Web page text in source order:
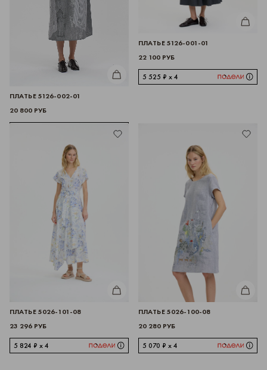
КУПИТЬ
ПЛАТЬЕ 5126-002-01
20 800 РУБ
КУПИТЬ
ПЛАТЬЕ 5126-001-01
22 100 РУБ
5 525 ₽ x 4
КУПИТЬ
ПЛАТЬЕ 5026-101-08
23 296 РУБ
5 824 ₽ x 4
КУПИТЬ
ПЛАТЬЕ 5026-100-08
20 280 РУБ
5 070 ₽ x 4